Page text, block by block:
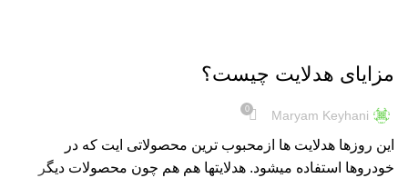
مزایای هدلایت چیست؟
Maryam Keyhani
0
این روزها هدلایت ها ازمحبوب ترین محصولاتی ایت که در
خودروها استفاده میشود. هدلایتها هم هم چون محصولات دیگر